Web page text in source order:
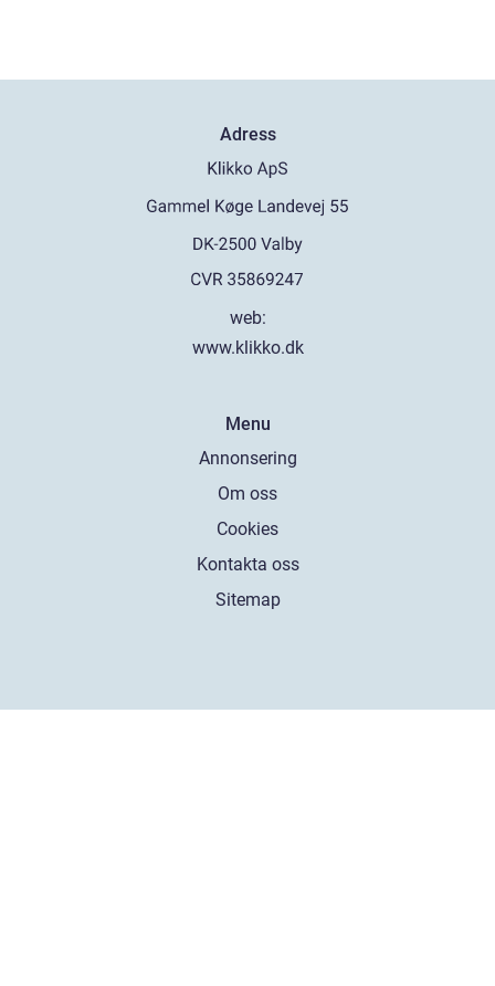
Adress
web:
www.klikko.dk
Menu
Annonsering
Om oss
Cookies
Kontakta oss
Sitemap